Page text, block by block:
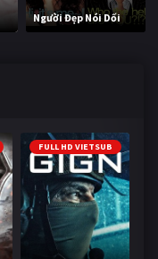
Người Đẹp Nói Dối
FULL HD VIETSUB